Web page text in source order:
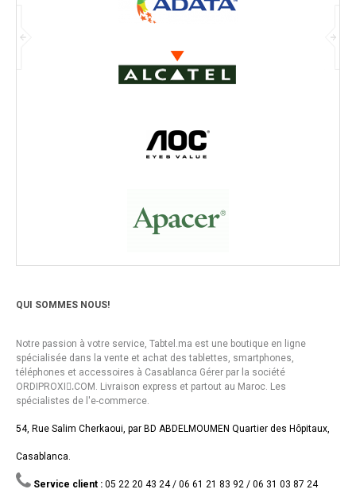
QUI SOMMES NOUS!
Notre passion à votre service, Tabtel.ma est une boutique en ligne
spécialisée dans la vente et achat des tablettes, smartphones,
téléphones et accessoires à Casablanca Gérer par la société
ORDIPROXI.ِCOM. Livraison express et partout au Maroc. Les
spécialistes de l'e-commerce.
54, Rue Salim Cherkaoui, par BD ABDELMOUMEN Quartier des Hôpitaux,
Casablanca.
Service client : 05 22 20 43 24 / 06 61 21 83 92 / 06 31 03 87 24